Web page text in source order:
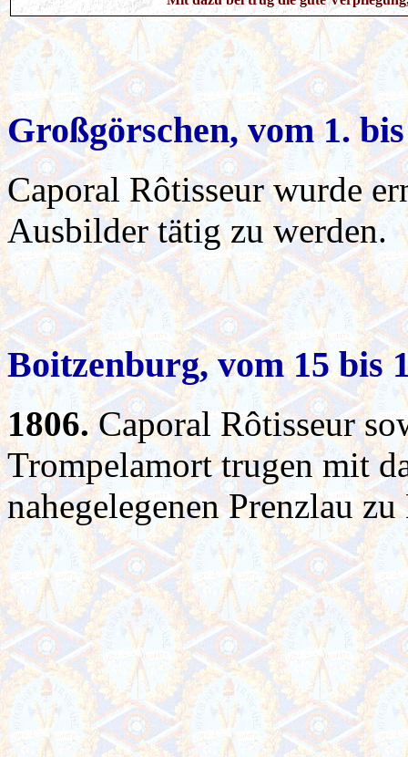
Großgörschen, vom 1.
Caporal Rôtisseur wurde
Ausbilder tätig zu werden.
Boitzenburg, vom 15 bis
1806.Caporal Rôtisseur
Trompelamort trugen mit
nahegelegenen Prenzlau